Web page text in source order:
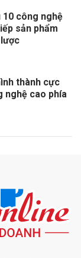
10 công nghệ
sản phẩm
thành cực
nghệ cao phía